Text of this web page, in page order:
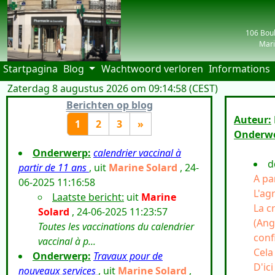
106
Startpagina(current)
Blog Wachtwoord verloren Informations
Zaterdag 8 augustus 2026 om 09:14:58 (CEST)
Berichten op blog
1
2 3 »
Onderwerp: calendrier vaccinal à
partir de 11 ans , uit Marine Solard , 24-
06-2025 11:16:58
Laatste bericht: uit Marine
Solard , 24-06-2025 11:23:57
Toutes les vaccinations du calendrier
vaccinal à p...
Onderwerp: Travaux pour de
nouveaux services , uit Marine Solard ,
Auteur:
A
La